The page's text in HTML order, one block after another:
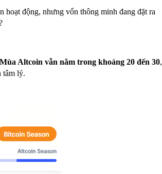
hoạt động, nhưng vốn thông minh đang đặt ra
Altcoin vẫn nằm trong khoảng 20 đến 30,
tâm lý.